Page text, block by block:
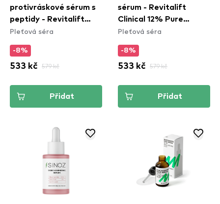
protivráskové sérum s
peptidy - Revitalift
Laser Tri-Peptides Age
Pleťová séra
-8%
533 kč 579 kč
Přidat
sérum - Revitalift
Clinical 12% Pure
Vitamin C Face
Pleťová séra
-8%
533 kč 579 kč
Přidat